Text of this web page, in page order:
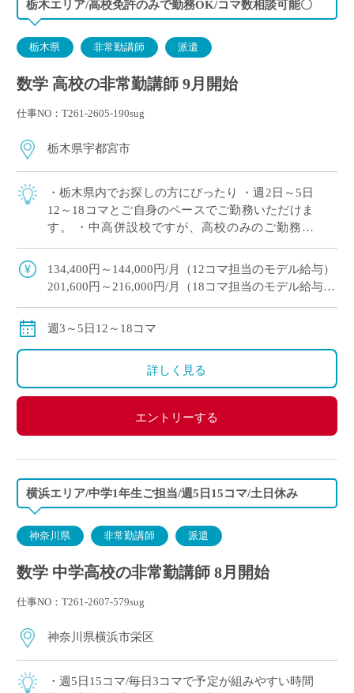
栃木エリア/高校免許のみで勤務OK/コマ数相談可能〇
栃木県 非常勤講師 派遣
数学 高校の非常勤講師 9月開始
仕事NO：T261-2605-190sug
栃木県宇都宮市
・栃木県内でお探しの方にぴったり ・週2日～5日
12～18コマとご自身のペースでご勤務いただけま
す。 ・中高併設校ですが、高校のみのご勤務で
のが魅力 ・月額固定給で夏休み,冬 […]
134,400円～144,000円/月（12コマ担当のモデル給与）
201,600円～216,000円/月（18コマ担当のモデル給与）
※教員経験年数により変動
週3～5日12～18コマ
詳しく見る
エントリーする
横浜エリア/中学1年生ご担当/週5日15コマ/土日休み
神奈川県 非常勤講師 派遣
数学 中学高校の非常勤講師 8月開始
仕事NO：T261-2607-579sug
神奈川県横浜市栄区
・週5日15コマ/毎日3コマで予定が組みやすい時間